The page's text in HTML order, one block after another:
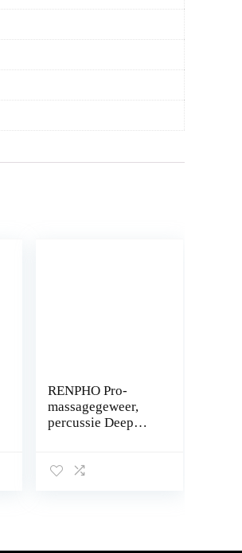
RENPHO Pro-
massagegeweer,
percussie Deep
Handheld